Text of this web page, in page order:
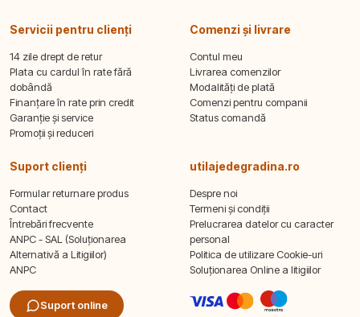
Servicii pentru clienți
14 zile drept de retur
Plata cu cardul în rate fără
dobândă
Finanțare în rate prin credit
Garanție și service
Promoții și reduceri
Comenzi și livrare
Contul meu
Livrarea comenzilor
Modalități de plată
Comenzi pentru companii
Status comandă
Suport clienți
Formular returnare produs
Contact
Întrebări frecvente
ANPC - SAL (Soluționarea
Alternativă a Litigiilor)
ANPC
Suport online
utilajedegradina.ro
Despre noi
Termeni și condiții
Prelucrarea datelor cu caracter
personal
Politica de utilizare Cookie-uri
Soluționarea Online a litigiilor